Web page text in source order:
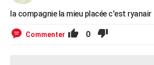
la compagnie la mieu placée c'est ryanair
Commenter 0